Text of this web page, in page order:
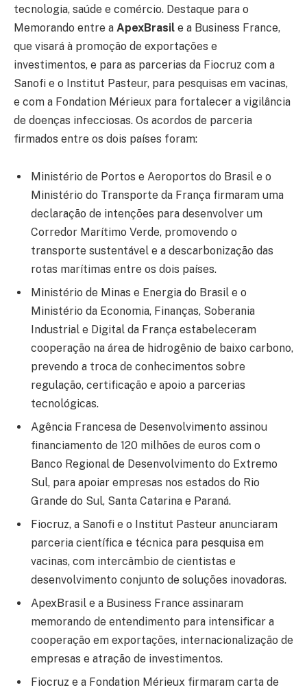
tecnologia, saúde e comércio. Destaque para o
Memorando entre a ApexBrasil e a Business France,
que visará à promoção de exportações e
investimentos, e para as parcerias da Fiocruz com a
Sanofi e o Institut Pasteur, para pesquisas em vacinas,
e com a Fondation Mérieux para fortalecer a vigilância
de doenças infecciosas. Os acordos de parceria
firmados entre os dois países foram:
Ministério de Portos e Aeroportos do Brasil e o
Ministério do Transporte da França firmaram uma
declaração de intenções para desenvolver um
Corredor Marítimo Verde, promovendo o
transporte sustentável e a descarbonização das
rotas marítimas entre os dois países.
Ministério de Minas e Energia do Brasil e o
Ministério da Economia, Finanças, Soberania
Industrial e Digital da França estabeleceram
cooperação na área de hidrogênio de baixo carbono,
prevendo a troca de conhecimentos sobre
regulação, certificação e apoio a parcerias
tecnológicas.
Agência Francesa de Desenvolvimento assinou
financiamento de 120 milhões de euros com o
Banco Regional de Desenvolvimento do Extremo
Sul, para apoiar empresas nos estados do Rio
Grande do Sul, Santa Catarina e Paraná.
Fiocruz, a Sanofi e o Institut Pasteur anunciaram
parceria científica e técnica para pesquisa em
vacinas, com intercâmbio de cientistas e
desenvolvimento conjunto de soluções inovadoras.
ApexBrasil e a Business France assinaram
memorando de entendimento para intensificar a
cooperação em exportações, internacionalização de
empresas e atração de investimentos.
Fiocruz e a Fondation Mérieux firmaram carta de